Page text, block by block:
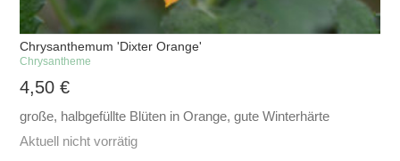
Chrysanthemum 'Dixter Orange'
Chrysantheme
4,50€
große, halbgefüllte Blüten in Orange, gute Winterhärte
Aktuell nicht vorrätig